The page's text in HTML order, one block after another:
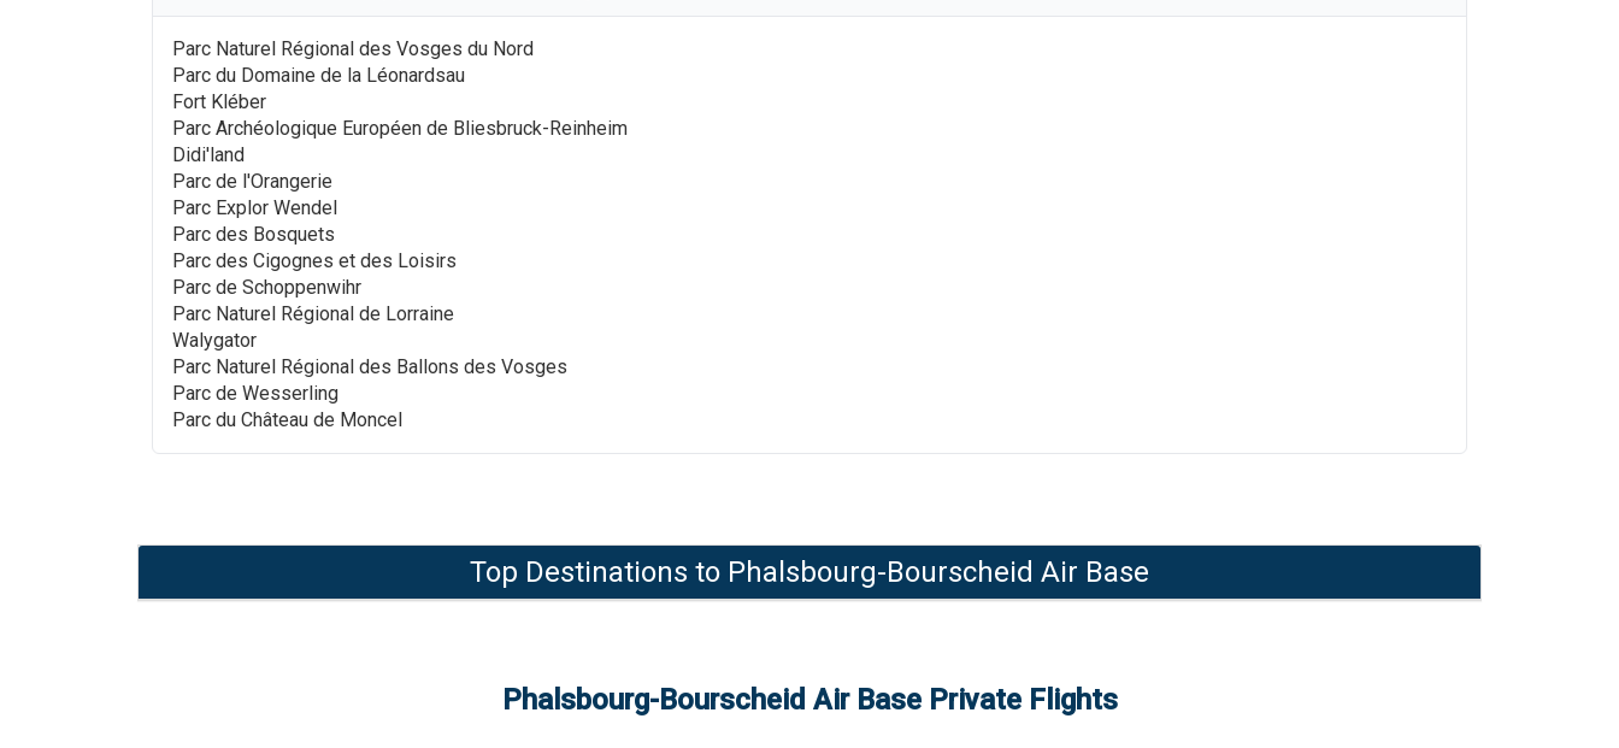
Parc Naturel Régional des Vosges du Nord
Parc du Domaine de la Léonardsau
Fort Kléber
Parc Archéologique Européen de Bliesbruck-Reinheim
Didi'land
Parc de l'Orangerie
Parc Explor Wendel
Parc des Bosquets
Parc des Cigognes et des Loisirs
Parc de Schoppenwihr
Parc Naturel Régional de Lorraine
Walygator
Parc Naturel Régional des Ballons des Vosges
Parc de Wesserling
Parc du Château de Moncel
Top Destinations to Phalsbourg-Bourscheid Air Base
Phalsbourg-Bourscheid Air BasePrivate Flights